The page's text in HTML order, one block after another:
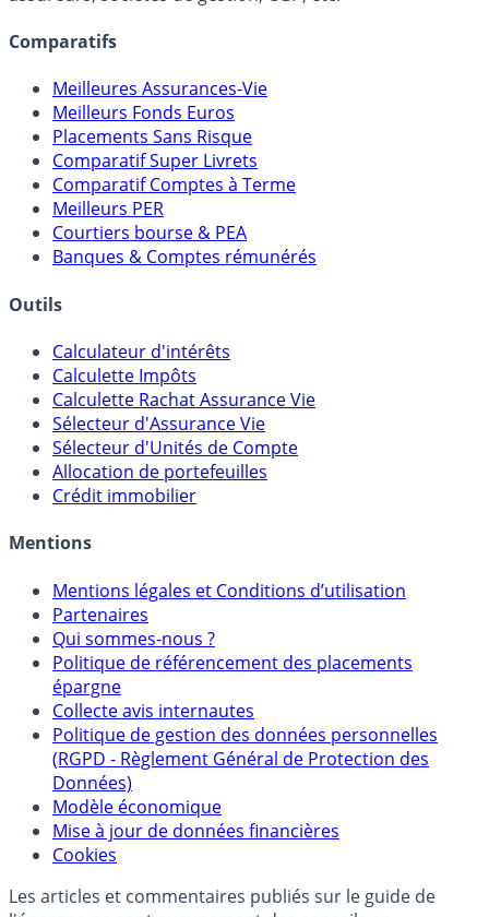
assureurs, sociétés de gestion, CGP, etc.
Comparatifs
Meilleures Assurances-Vie
Meilleurs Fonds Euros
Placements Sans Risque
Comparatif Super Livrets
Comparatif Comptes à Terme
Meilleurs PER
Banques & Comptes rémunérés
Outils
Calculateur d'intérêts
Calculette Impôts
Calculette Rachat Assurance Vie
Sélecteur d'Assurance Vie
Sélecteur d'Unités de Compte
Crédit immobilier
Mentions
Mentions légales et Conditions d’utilisation
Partenaires
Qui sommes-nous ?
Politique de référencement des placements
épargne
Collecte avis internautes
Politique de gestion des données personnelles
(RGPD - Règlement Général de Protection des
Données)
Modèle économique
Cookies